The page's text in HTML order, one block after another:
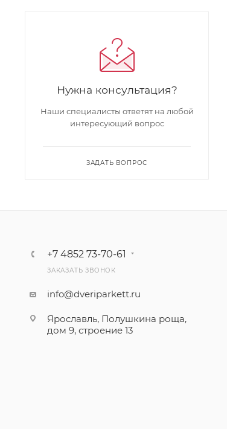
Нужна консультация?
Наши специалисты ответят на любой
интересующий вопрос
ЗАДАТЬ ВОПРОС
+7 4852 73-70-61
ЗАКАЗАТЬ ЗВОНОК
info@dveriparkett.ru
Ярославль, Полушкина роща,
дом 9, строение 13